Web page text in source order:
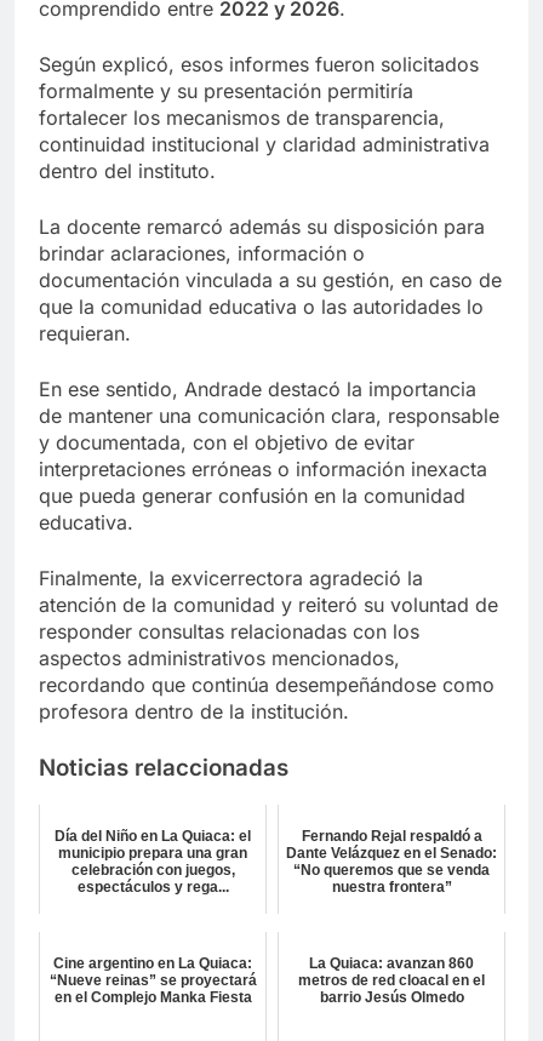
comprendido entre 2022 y 2026.
Según explicó, esos informes fueron solicitados
formalmente y su presentación permitiría
fortalecer los mecanismos de transparencia,
continuidad institucional y claridad administrativa
dentro del instituto.
La docente remarcó además su disposición para
brindar aclaraciones, información o
documentación vinculada a su gestión, en caso de
que la comunidad educativa o las autoridades lo
requieran.
En ese sentido, Andrade destacó la importancia
de mantener una comunicación clara, responsable
y documentada, con el objetivo de evitar
interpretaciones erróneas o información inexacta
que pueda generar confusión en la comunidad
educativa.
Finalmente, la exvicerrectora agradeció la
atención de la comunidad y reiteró su voluntad de
responder consultas relacionadas con los
aspectos administrativos mencionados,
recordando que continúa desempeñándose como
profesora dentro de la institución.
Noticias relaccionadas
Día del Niño en La Quiaca: el
municipio prepara una gran
celebración con juegos,
espectáculos y rega...
Fernando Rejal respaldó a
Dante Velázquez en el Senado:
“No queremos que se venda
nuestra frontera”
Cine argentino en La Quiaca:
“Nueve reinas” se proyectará
en el Complejo Manka Fiesta
La Quiaca: avanzan 860
metros de red cloacal en el
barrio Jesús Olmedo